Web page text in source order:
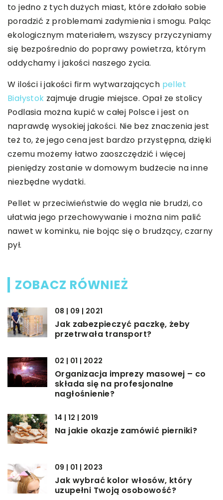
to jedno z tych dużych miast, które zdołało sobie
poradzić z problemami zadymienia i smogu. Paląc
ekologicznym materiałem, wszyscy przyczyniamy
się bezpośrednio do poprawy powietrza, którym
oddychamy i jakości naszego życia.
W ilości i jakości firm wytwarzających pellet
Białystok zajmuje drugie miejsce. Opał ze stolicy
Podlasia można kupić w całej Polsce i jest on
naprawdę wysokiej jakości. Nie bez znaczenia jest
też to, że jego cena jest bardzo przystępna, dzięki
czemu możemy łatwo zaoszczędzić i więcej
pieniędzy zostanie w domowym budżecie na inne
niezbędne wydatki.
Pellet w przeciwieństwie do węgla nie brudzi, co
ułatwia jego przechowywanie i można nim palić
nawet w kominku, nie bojąc się o brudzący, czarny
pył.
ZOBACZ RÓWNIEŻ
08 | 09 | 2021
Jak zabezpieczyć paczkę, żeby
przetrwała transport?
02 | 01 | 2022
Organizacja imprezy masowej – co
składa się na profesjonalne
nagłośnienie?
14 | 12 | 2019
Na jakie okazje zamówić pierniki?
09 | 01 | 2023
Jak wybrać kolor włosów, który
uzupełni Twoją osobowość?